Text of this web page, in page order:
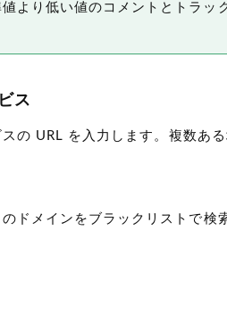
より低い値のコメントとトラッ
ス
の URL を入力します。複数あ
ドメインをブラックリストで